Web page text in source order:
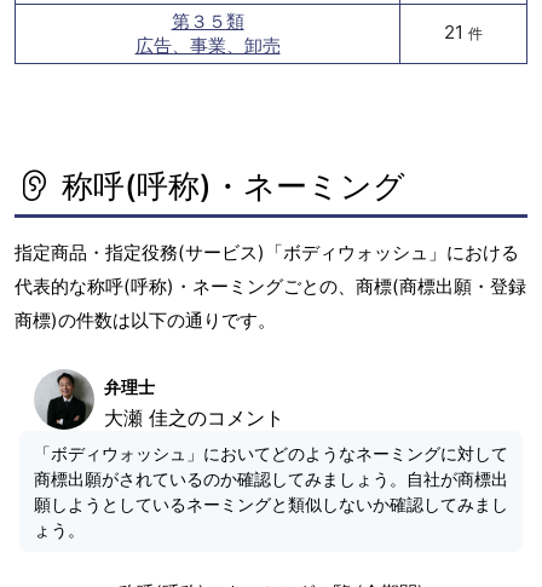
第３５類
広告、事業、卸売
21 件
称呼(呼称)・ネーミング
指定商品・指定役務(サービス)「ボディウォッシュ」における
代表的な称呼(呼称)・ネーミングごとの、商標(商標出願・登録
商標)の件数は以下の通りです。
弁理士
大瀬 佳之のコメント
「ボディウォッシュ」においてどのようなネーミングに対して
商標出願がされているのか確認してみましょう。自社が商標出
願しようとしているネーミングと類似しないか確認してみまし
ょう。